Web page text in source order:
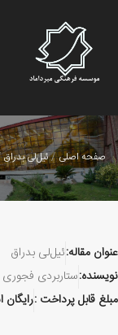
صفحه اصلی ئیل‌لی بدراق
عنوان مقاله:ئیل‌لی بدراق
نویسنده:ستاربردی فجوری
مبلغ قابل پرداخت :